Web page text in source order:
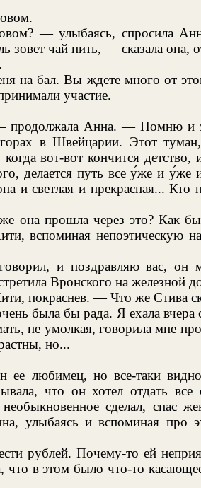
— улыбаясь, спросила
зовет чай пить, — сказала она,
на бал. Вы ждете много от
участие.
Анна. — Помню и
в Швейцарии. Этот
вот-вот кончится детство,
делается путь все у́же и у́же
и светлая и прекрасная... Кто
она прошла через это? Как
вспоминая непоэтическую
и поздравляю вас, он
Вронского на железной
покраснев. — Что же Стива
была бы рада. Я ехала вчера
не умолкая, говорила мне про
но...
любимец, но все-таки
что он хотел отдать все
сделал, спас
улыбаясь и вспоминая про
рублей. Почему-то ей
что в этом было что-то